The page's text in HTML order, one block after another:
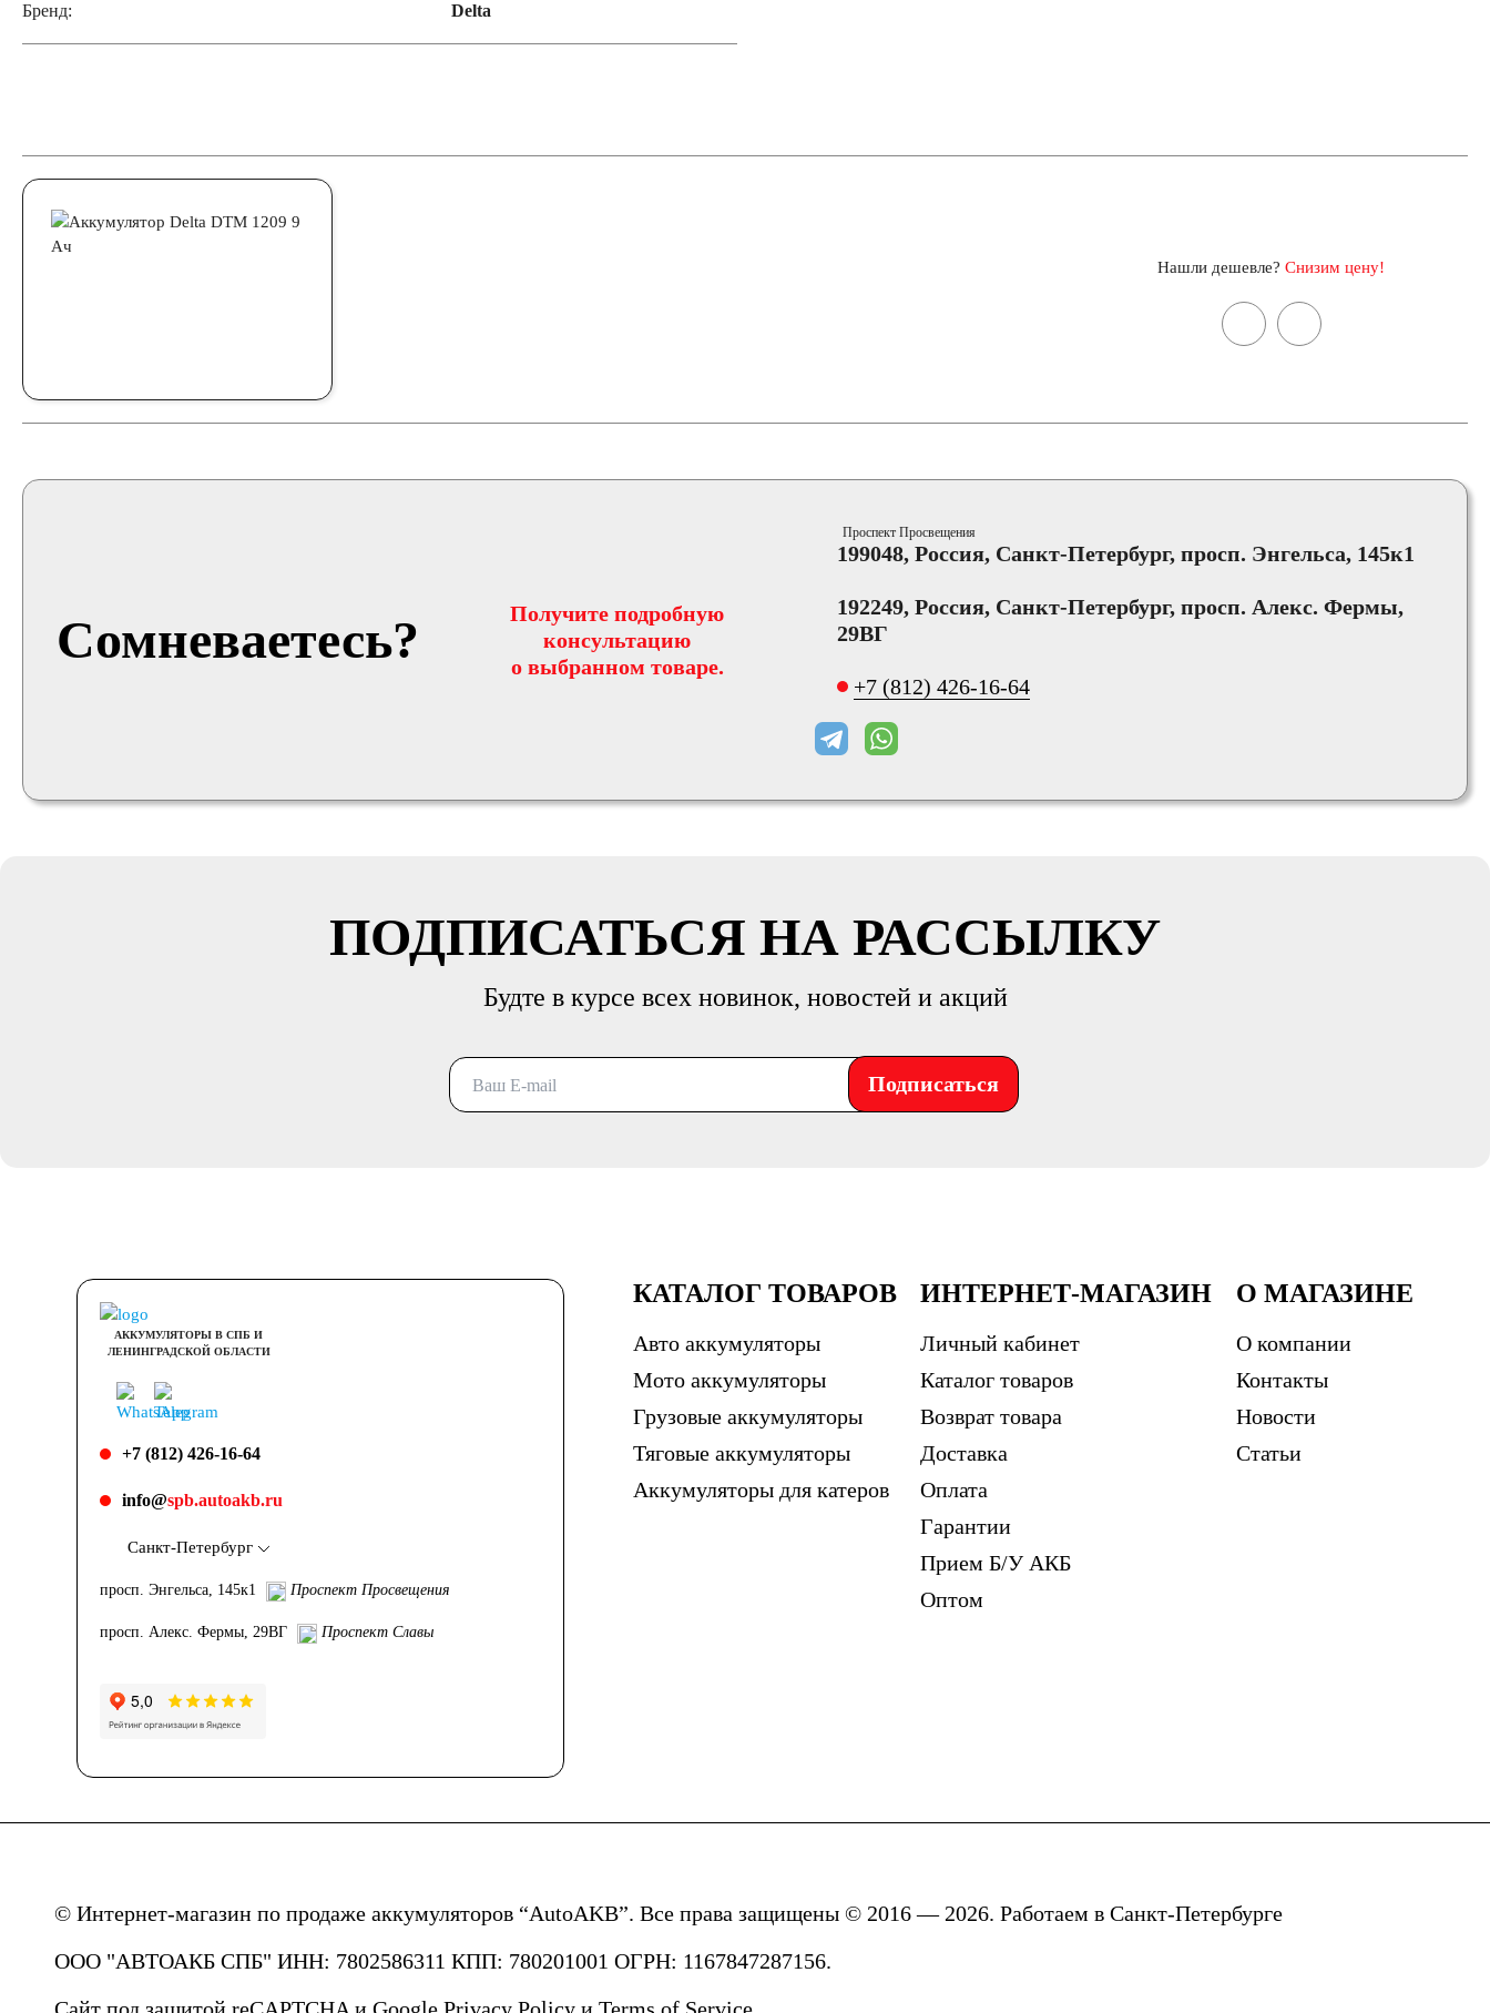
Бренд: Delta
Нашли дешевле? Снизим цену!
Сомневаетесь?
Получите подробную
консультацию
о выбранном товаре.
Проспект Просвещения
199048, Россия, Санкт-Петербург, просп. Энгельса, 145к1
192249, Россия, Санкт-Петербург, просп. Алекс. Фермы,
29ВГ
+7 (812) 426-16-64
ПОДПИСАТЬСЯ НА РАССЫЛКУ
Будте в курсе всех новинок, новостей и акций
Подписаться
АККУМУЛЯТОРЫ В СПБ И
ЛЕНИНГРАДСКОЙ ОБЛАСТИ
+7 (812) 426-16-64
info@spb.autoakb.ru
Санкт-Петербург
просп. Энгельса, 145к1 Проспект Просвещения
просп. Алекс. Фермы, 29ВГ Проспект Славы
КАТАЛОГ ТОВАРОВ
Авто аккумуляторы
Мото аккумуляторы
Грузовые аккумуляторы
Тяговые аккумуляторы
Аккумуляторы для катеров
ИНТЕРНЕТ-МАГАЗИН
Личный кабинет
Каталог товаров
Возврат товара
Доставка
Оплата
Гарантии
Прием Б/У АКБ
Оптом
О МАГАЗИНЕ
О компании
Контакты
Новости
Статьи
© Интернет-магазин по продаже аккумуляторов “AutoAKB”. Все права защищены © 2016 — 2026. Работаем в Санкт-Петербурге
ООО "АВТОАКБ СПБ" ИНН: 7802586311 КПП: 780201001 ОГРН: 1167847287156.